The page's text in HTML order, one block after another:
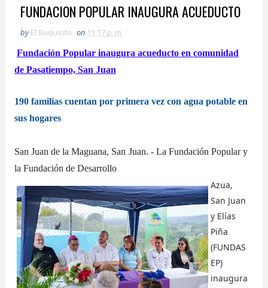
FUNDACION POPULAR INAUGURA ACUEDUCTO
by El Buquìcito on 11:17 p. m.
Fundación Popular inaugura acueducto en comunidad
de Pasatiempo, San Juan
190 familias cuentan por primera vez con agua potable en
sus hogares
San Juan de la Maguana, San Juan. - La Fundación Popular y
la Fundación de Desarrollo
Azua,
San Juan
y Elías
Piña
(FUNDAS
EP)
inaugura